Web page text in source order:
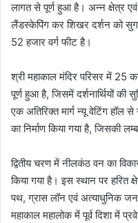
लागत से पूर्ण हुआ है। अन्न क्षेत्र
लैंडस्केपिंग कर शिखर दर्शन को
52 हजार वर्ग फीट है।
श्री महाकाल मंदिर परिसर में 25
पूर्ण हुआ है, जिसमें दर्शनार्थियों की
एक अतिरिक्त मार्ग न्यू वेटिंग
का निर्माण किया गया है, जिसकी
द्वितीय चरण में नीलकंठ वन का
किया गया है। इस स्थान पर हरित
पथ, ग्रास लॉन एवं अत्याधुनिक जन-
महाकाल महालोक में पूर्व दिशा में